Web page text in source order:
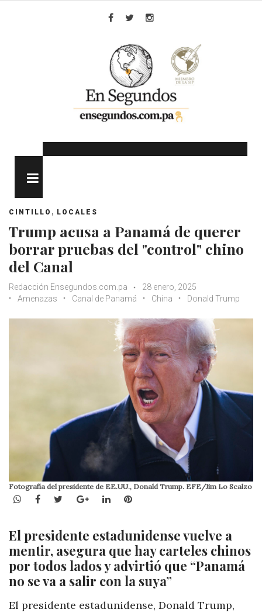
CINTILLO , LOCALES
Trump acusa a Panamá de querer
borrar pruebas del "control" chino
del Canal
Redacción Ensegundos.com.pa
28 enero, 2025
Amenazas
Canal de Panamá China Donald Trump
Fotografía del presidente de EE.UU., Donald Trump. EFE/Jim Lo Scalzo
WhatsApp
Facebook
TwitterGoogle+LinkedInPinterest
El presidente estadunidense vuelve a
mentir, asegura que hay carteles chinos
por todos lados y advirtió que “Panamá
no se va a salir con la suya”
El presidente estadunidense, Donald Trump,